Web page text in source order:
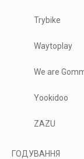
Trybike
Waytoplay
We are
Yookidoo
ZAZU
ГОДУВАННЯ